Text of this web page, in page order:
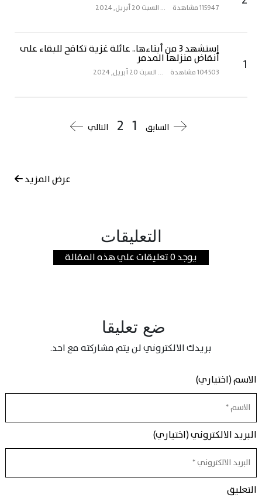
115947 مشاهدة ...السبت 20 أبريل, 2024
1
استشهد 3 من أبناءها.. عائلة غزية تكافح للبقاء على
أنقاض منزلها المدمر
104503 مشاهدة ...السبت 20 أبريل, 2024
السابق 1
2 التالي
عرض المزيد
التعليقات
يوجد 0 تعليقات علي هذه المقالة
ضع تعليقا
بريدك الالكتروني لن يتم مشاركته مع احد.
الاسم (اختياري)
البريد الالكتروني (اختياري)
التعليق